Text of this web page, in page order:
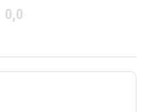
0,0